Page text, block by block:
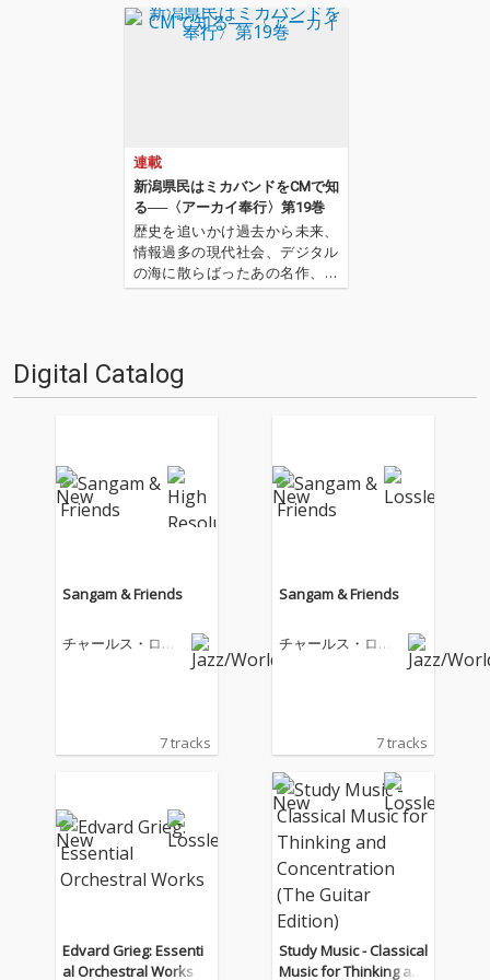
連載
新潟県民はミカバンドをCMで知
る──〈アーカイ奉行〉第19巻
歴史を追いかけ過去から未来、
情報過多の現代社会、デジタル
の海に散らばったあの名作、こ
の名作たちをひとつにまとめる
は…'''1.過去作の最新リマスター
音源 2.これまで未配信…
Digital Catalog
Sangam & Friends
チャールス・ロイ
7 tracks
Sangam & Friends
チャールス・ロイ
7 tracks
Edvard Grieg: Essenti
al Orchestral Works
Study Music - Classical
Music for Thinking an